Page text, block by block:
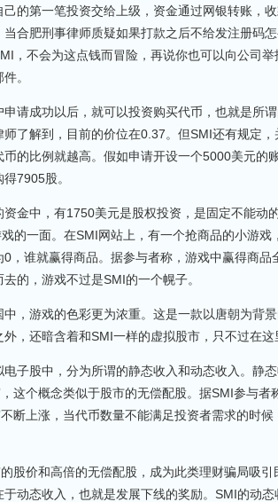
己的第一笔投资交给上级，资金通过网银转账，
合肥刑事律师质疑如果打款之后不给发注册码
，不会为这点钱而冒险，再说你也可以向公司
。
成功以后，就可以投资购买代币，也就是所谓
师了解到，目前的价位在0.37。但SMI还有规定
币的比例就越高。假如申请开设一个5000美元的
7905股。
中，有1750美元是股权投资，是固定不能动
的一面。在SMI网站上，有一个抢商品的小游
0，谁就赢得商品。据参与者称，游戏中赢得商
的，游戏不过是SMI的一个幌子。
游戏的色彩更为浓重。这是一款以唐朝为背景
外，还暗含着和SMI一样的虚拟股市，只不过在
股中，分为所谓的静态收入和动态收入。静态
，这个概念类似于股市的无偿配股。据SMI参与
不断上涨，当代币数量不能满足投资者需求的时
价和高倍的无偿配股，成为此类理财骗局吸引
于动态收入，也就是发展下线的奖励。SMI的动